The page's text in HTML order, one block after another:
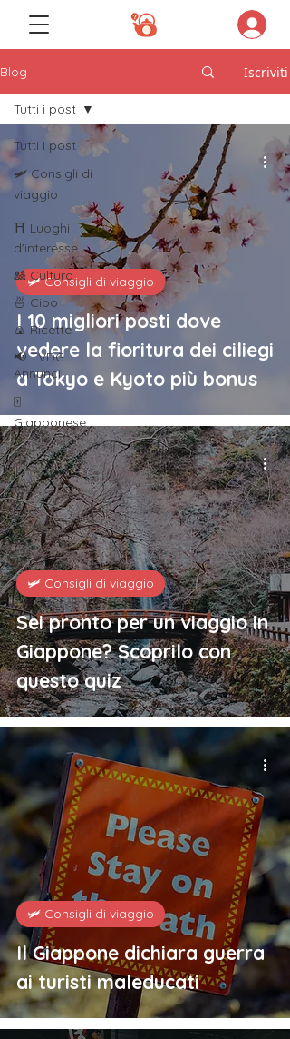
Blog Iscriviti
Tutti i post
🛩️ Consigli di
viaggio
⛩️ Luoghi
d'interesse
🎎 Cultura
🍜 Cibo
🍙 Ricette
📢 TVDG
Annunci
🀄️
Giapponese
Tutti i post
I 10 migliori posti dove
vedere la fioritura dei ciliegi
a Tokyo e Kyoto più bonus
🛩️ Consigli di viaggio
Sei pronto per un viaggio in
Giappone? Scoprilo con
questo quiz
🛩️ Consigli di viaggio
Il Giappone dichiara guerra
ai turisti maleducati
🛩️ Consigli di viaggio